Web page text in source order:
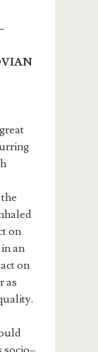
on
an
on
as